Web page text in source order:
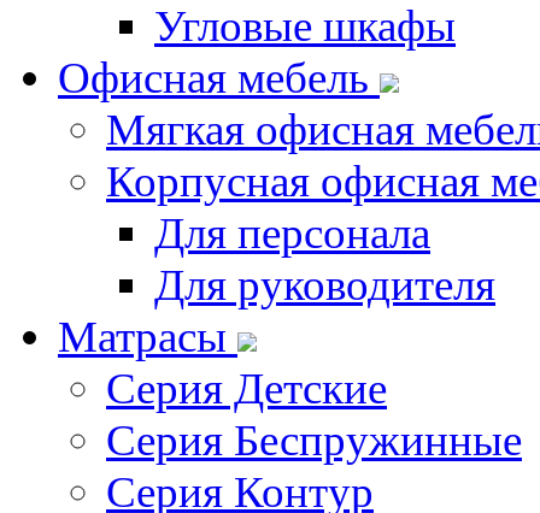
Угловые шкафы
Офисная мебель
Мягкая офисная
Корпусная офисная
Для персонала
Для руководителя
Матрасы
Серия Детские
Серия Беспружинные
Серия Контур